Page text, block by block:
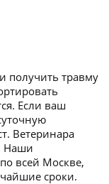
получить травму
Если ваш
Ветеринара
Наши
всей Москве,
сроки.